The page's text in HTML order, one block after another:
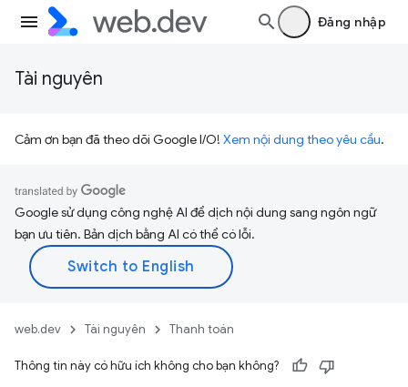
Đăng nhập
Tài nguyên
Cảm ơn bạn đã theo dõi Google I/O! Xem nội dung theo yêu cầu.
Google sử dụng công nghệ AI để dịch nội dung sang ngôn ngữ
bạn ưu tiên. Bản dịch bằng AI có thể có lỗi.
web.dev Tài nguyên Thanh toán
Thông tin này có hữu ích không cho bạn không?